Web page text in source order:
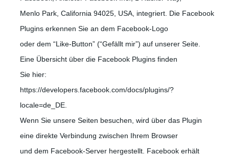
Menlo Park, California 94025, USA, integriert. Die Facebook
Plugins erkennen Sie an dem Facebook-Logo
oder dem “Like-Button” (“Gefällt mir”) auf unserer Seite.
Eine Übersicht über die Facebook Plugins finden
Sie hier:
https://developers.facebook.com/docs/plugins/?
locale=de_DE.
Wenn Sie unsere Seiten besuchen, wird über das Plugin
eine direkte Verbindung zwischen Ihrem Browser
und dem Facebook-Server hergestellt. Facebook erhält